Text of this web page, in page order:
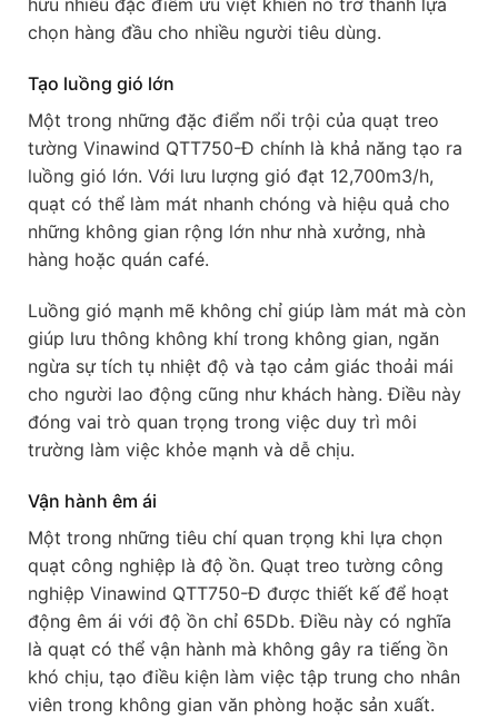
hữu nhiều đặc điểm ưu việt khiến nó trở thành lựa
chọn hàng đầu cho nhiều người tiêu dùng.
Tạo luồng gió lớn
Một trong những đặc điểm nổi trội của quạt treo
tường Vinawind QTT750-Đ chính là khả năng tạo ra
luồng gió lớn. Với lưu lượng gió đạt 12,700m3/h,
quạt có thể làm mát nhanh chóng và hiệu quả cho
những không gian rộng lớn như nhà xưởng, nhà
hàng hoặc quán café.
Luồng gió mạnh mẽ không chỉ giúp làm mát mà còn
giúp lưu thông không khí trong không gian, ngăn
ngừa sự tích tụ nhiệt độ và tạo cảm giác thoải mái
cho người lao động cũng như khách hàng. Điều này
đóng vai trò quan trọng trong việc duy trì môi
trường làm việc khỏe mạnh và dễ chịu.
Vận hành êm ái
Một trong những tiêu chí quan trọng khi lựa chọn
quạt công nghiệp là độ ồn. Quạt treo tường công
nghiệp Vinawind QTT750-Đ được thiết kế để hoạt
động êm ái với độ ồn chỉ 65Db. Điều này có nghĩa
là quạt có thể vận hành mà không gây ra tiếng ồn
khó chịu, tạo điều kiện làm việc tập trung cho nhân
viên trong không gian văn phòng hoặc sản xuất.